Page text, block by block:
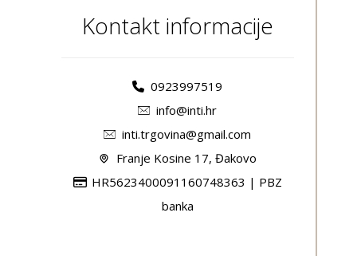
Kontakt informacije
0923997519
info@inti.hr
inti.trgovina@gmail.com
Franje Kosine 17, Đakovo
HR5623400091160748363 | PBZ
banka